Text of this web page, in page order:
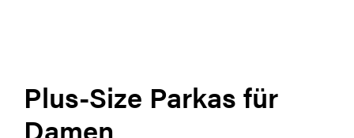
Plus-Size Parkas für
Damen